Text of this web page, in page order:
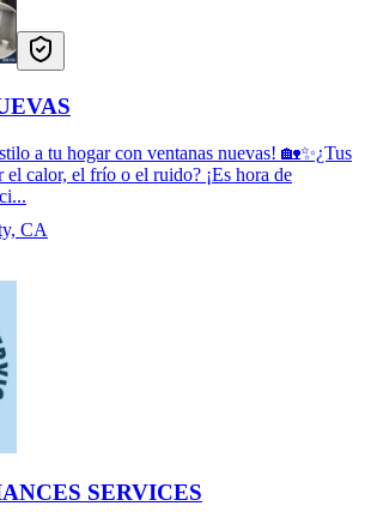
a tu hogar con ventanas nuevas! 🏡✨¿Tus
el calor, el frío o el ruido? ¡Es hora de
CA
SERVICES